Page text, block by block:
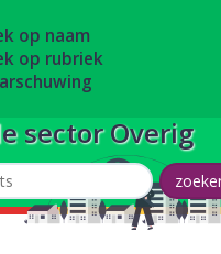
op naam
op rubriek
sector Overig